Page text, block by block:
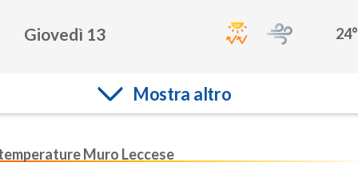
Giovedì 13 24°
Mostra altro
Muro Leccese